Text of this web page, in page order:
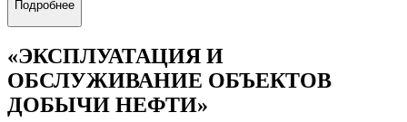
Подробнее
«ЭКСПЛУАТАЦИЯ И
ОБСЛУЖИВАНИЕ ОБЪЕКТОВ
ДОБЫЧИ НЕФТИ»